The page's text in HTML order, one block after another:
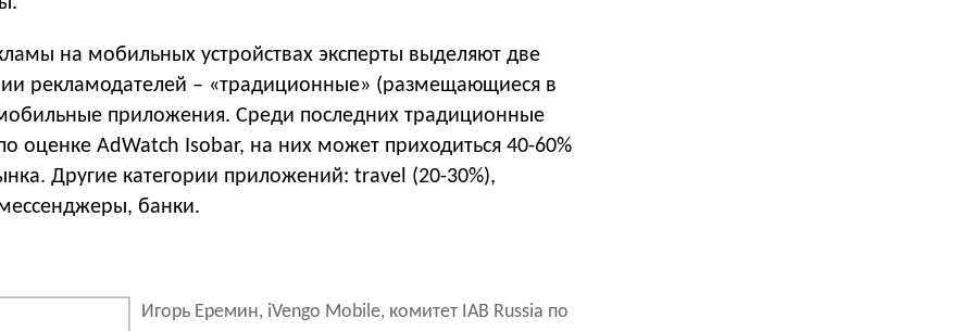
на мобильных устройствах эксперты выделяют две
рекламодателей – «традиционные» (размещающиеся в
приложения. Среди последних традиционные
оценке AdWatch Isobar, на них может приходиться 40-60%
Другие категории приложений: travel (20-30%),
банки.
Игорь Еремин, iVengo Mobile, комитет IAB Russia по